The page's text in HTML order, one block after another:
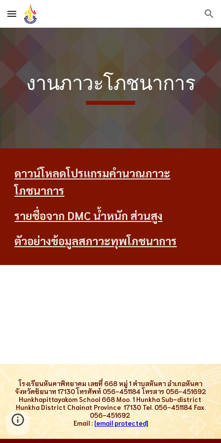
Skip to main content Skip to navigation
งานภาวะโภชนาการ
ดาวน์โหลดโปรแกรมคำนวณภาวะ
โภชนาการ
รายชื่อจาก DMC น้ำหนัก ส่วนสูง
ตัวอย่างข้อมูลสภาวะทุพโภชนาการ
โรงเรียนหันคาพิทยาคม เลขที่ 668 หมู่ 1 ตำบลหันคา อำเภอหันคา
จังหวัดชัยนาท 17130 โทรศัพท์ 056-451184 โทรสาร 056-451692
Hunkhapittayakom School668Moo.1Hunkha Sub-district
HunkhaDistrictChainat Province17130Tel.056-451184Fax.
056-451692
Email :[email protected]